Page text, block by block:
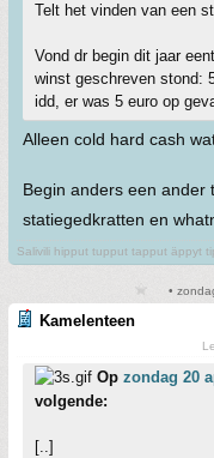
Telt het vinden van een
Vond dr begin dit jaar
winst geschreven stond:
idd, er was 5 euro op
Alleen cold hard cash
Begin anders een ander
statiegedkratten en
Salivili hipput tupput tapput äppyt
•
Kamelenteen
Op zondag 20
volgende:
[..]